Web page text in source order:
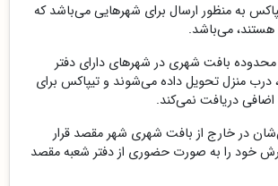
به منظور ارسال برای شهرهایی می‌‌باشد که
هستند، می‌باشد.
بافت شهری در شهرهای دارای دفتر
درب منزل تحویل داده می‌‌شوند و تیپاکس برای
اضافی دریافت نمی‌‌کند.
در خارج از بافت شهری شهر مقصد قرار
خود را به صورت حضوری از دفتر شعبه مقصد